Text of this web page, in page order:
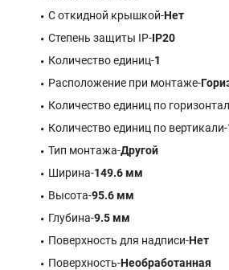
С откидной крышкой-Нет
Степень защиты IP-IP20
Количество единиц-1
Расположение при монтаже-
Количество единиц по
Количество единиц по вертикали-
Тип монтажа-Другой
Ширина-149.6 мм
Высота-95.6 мм
Глубина-9.5 мм
Поверхность для надписи-Нет
Поверхность-Необработанная